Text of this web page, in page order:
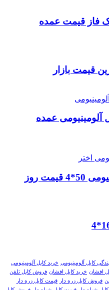
عمده
روز
کابل آلومینیومی خرید کابل آلومینیومی
افشان خرید کابل افشان فروش کابل تلفن
فروش کابل زره دار
قیمت کابل زره دار